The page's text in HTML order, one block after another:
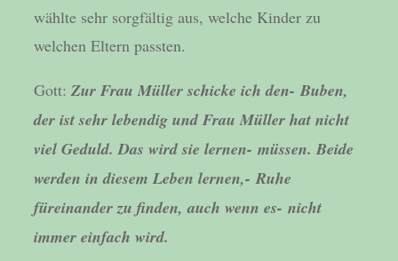
wählte sehr sorgfältig aus, welche Kinder zu
welchen Eltern passten.
Gott: Zur Frau Müller schicke ich den- Buben,
der ist sehr lebendig und Frau Müller hat nicht
viel Geduld. Das wird sie lernen- müssen. Beide
werden in diesem Leben lernen,- Ruhe
füreinander zu finden, auch wenn es- nicht
immer einfach wird.